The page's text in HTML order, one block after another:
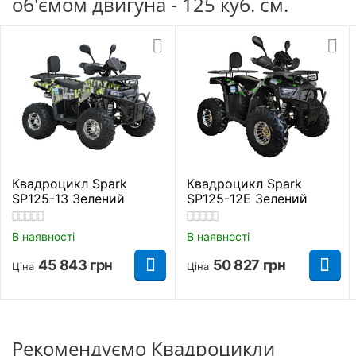
поперечный рычаг
Задня підвіска
Маятник с одним
амортизатором
Передні гальма
Барабаный
гидравлический
Тип гуми Безкамерна шина
Розміри Колеса /
Диска (передні)
19х7-8
Квадроцикл Spark
SP125-13 Зелений
В наявності
Ціна 45 843 грн
Квадроцикл Spark
SP125-12Е Зелений
В наявності
Ціна 50 827 грн
Рекомендуємо Квадроцикли